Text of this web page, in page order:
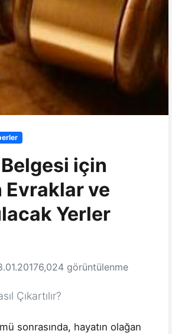
için
Evraklar ve
Yerler
6,024 görüntülenme
Çıkartılır?
sonrasında, hayatın olağan